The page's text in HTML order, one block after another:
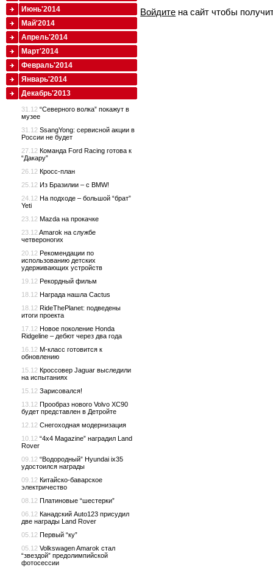
Войдите на сайт чтобы
Июнь'2014
Май'2014
Апрель'2014
Март'2014
Февраль'2014
Январь'2014
Декабрь'2013
31.12 “Северного волка” покажут в
музее
31.12 SsangYong: сервисной акции в
России не будет
27.12 Команда Ford Racing готова к
“Дакару”
26.12 Кросс-план
25.12 Из Бразилии – с BMW!
24.12 На подходе – большой “брат”
Yeti
23.12 Mazda на прокачке
23.12 Amarok на службе
четвероногих
20.12 Рекомендации по
использованию детских
удерживающих устройств
19.12 Рекордный фильм
18.12 Награда нашла Cactus
18.12 RideThePlanet: подведены
итоги проекта
17.12 Новое поколение Honda
Ridgeline – дебют через два года
16.12 M-класс готовится к
обновлению
15.12 Кроссовер Jaguar выследили
на испытаниях
15.12 Зарисовался!
13.12 Прообраз нового Volvo XC90
будет представлен в Детройте
12.12 Снегоходная модернизация
10.12 “4x4 Magazine” наградил Land
Rover
09.12 “Водородный” Hyundai ix35
удостоился награды
09.12 Китайско-баварское
электричество
08.12 Платиновые “шестерки”
06.12 Канадский Auto123 присудил
две награды Land Rover
05.12 Первый “ку”
05.12 Volkswagen Amarok стал
“звездой” предолимпийской
фотосессии